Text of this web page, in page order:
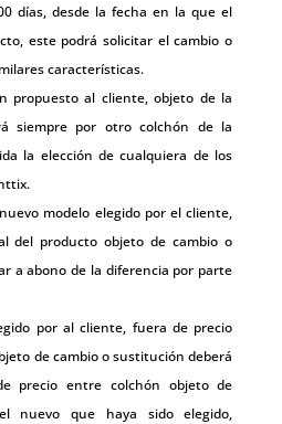
días, desde la fecha en la que el
este podrá solicitar el cambio o
características.
propuesto al cliente, objeto de la
siempre por otro colchón de la
la elección de cualquiera de los
modelo elegido por el cliente,
del producto objeto de cambio o
a abono de la diferencia por parte
por al cliente, fuera de precio
de cambio o sustitución deberá
precio entre colchón objeto de
nuevo que haya sido elegido,